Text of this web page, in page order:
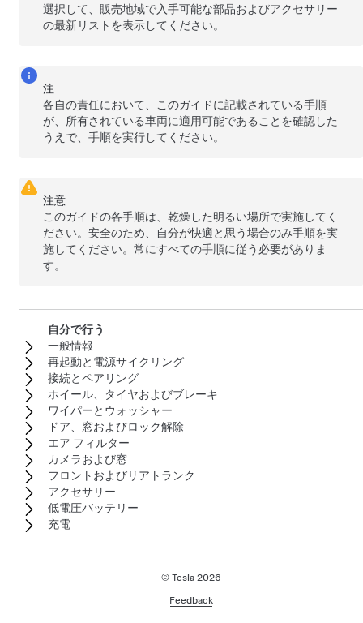
選択して、販売地域で入手可能な部品およびアクセサリー
の最新リストを表示してください。
注
各自の責任において、このガイドに記載されている手順
が、所有されている車両に適用可能であることを確認した
うえで、手順を実行してください。
注意
このガイドの各手順は、乾燥した明るい場所で実施してく
ださい。安全のため、自分が快適と思う場合のみ手順を実
施してください。常にすべての手順に従う必要がありま
す。
自分で行う
一般情報
再起動と電源サイクリング
接続とペアリング
ホイール、タイヤおよびブレーキ
ワイパーとウォッシャー
ドア、窓およびロック解除
エア フィルター
カメラおよび窓
フロントおよびリアトランク
アクセサリー
低電圧バッテリー
充電
© Tesla 2026
Feedback